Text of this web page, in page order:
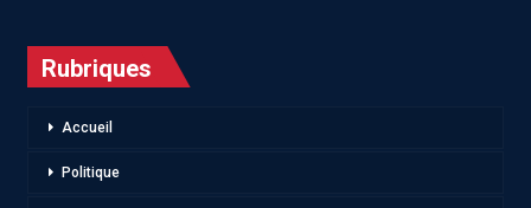
Rubriques
Accueil
Politique